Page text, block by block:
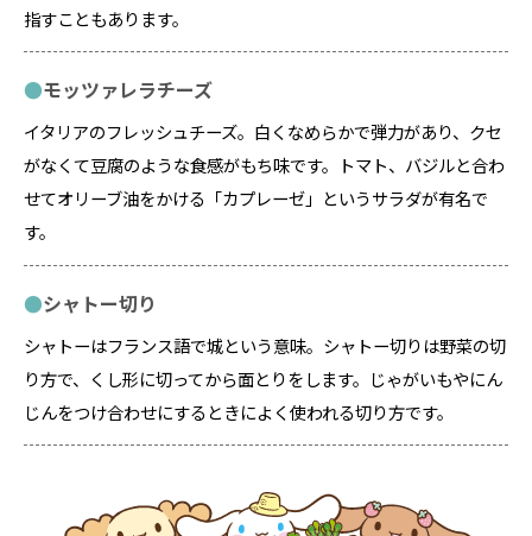
指すこともあります。
モッツァレラチーズ
イタリアのフレッシュチーズ。白くなめらかで弾力があり、クセ
がなくて豆腐のような食感がもち味です。トマト、バジルと合わ
せてオリーブ油をかける「カプレーゼ」というサラダが有名で
す。
シャトー切り
シャトーはフランス語で城という意味。シャトー切りは野菜の切
り方で、くし形に切ってから面とりをします。じゃがいもやにん
じんをつけ合わせにするときによく使われる切り方です。